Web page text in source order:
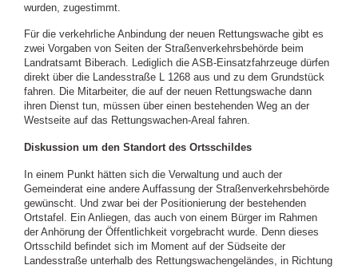
wurden, zugestimmt.
Für die verkehrliche Anbindung der neuen Rettungswache gibt es
zwei Vorgaben von Seiten der Straßenverkehrsbehörde beim
Landratsamt Biberach. Lediglich die ASB-Einsatzfahrzeuge dürfen
direkt über die Landesstraße L 1268 aus und zu dem Grundstück
fahren. Die Mitarbeiter, die auf der neuen Rettungswache dann
ihren Dienst tun, müssen über einen bestehenden Weg an der
Westseite auf das Rettungswachen-Areal fahren.
Diskussion um den Standort des Ortsschildes
In einem Punkt hätten sich die Verwaltung und auch der
Gemeinderat eine andere Auffassung der Straßenverkehrsbehörde
gewünscht. Und zwar bei der Positionierung der bestehenden
Ortstafel. Ein Anliegen, das auch von einem Bürger im Rahmen
der Anhörung der Öffentlichkeit vorgebracht wurde. Denn dieses
Ortsschild befindet sich im Moment auf der Südseite der
Landesstraße unterhalb des Rettungswachengeländes, in Richtung